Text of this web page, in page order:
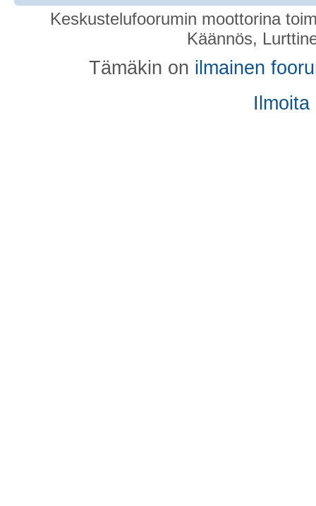
Keskustelufoorumin moottorina
Käännös,
Tämäkin on ilmainen